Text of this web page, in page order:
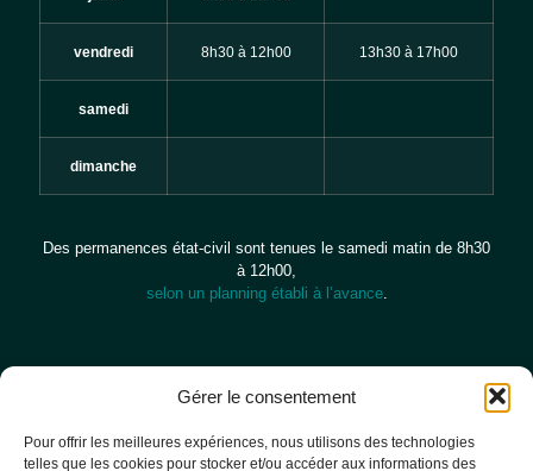
vendredi 8h30 à 12h00 13h30 à 17h00
samedi
dimanche
Des permanences état-civil sont tenues le samedi matin de 8h30
à 12h00,
selon un planning établi à l’avance.
CONTACT
Besoin d’informations,